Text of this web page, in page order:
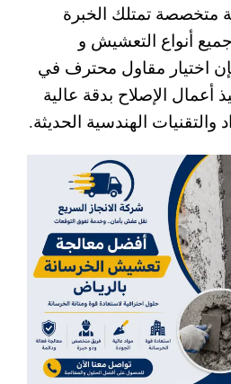
متخصصة تمتلك الخبرة
أنواع التعشيش و
اختيار مقاول محترف في
أعمال الإصلاح بدقة عالية
الهندسية الحديثة.